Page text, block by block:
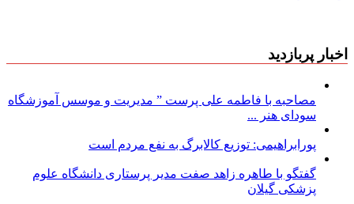
اخبار پربازدید
مصاحبه با فاطمه علی پرست ” مدیریت و موسس آموزشگاه
سودای هنر ...
پورابراهیمی: توزیع کالابرگ به نفع مردم است
گفتگو با طاهره زاهد صفت مدیر پرستاری دانشگاه علوم
پزشکی گیلان